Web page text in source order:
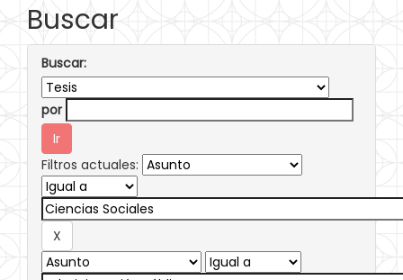
Buscar
Buscar:
por
Filtros actuales: